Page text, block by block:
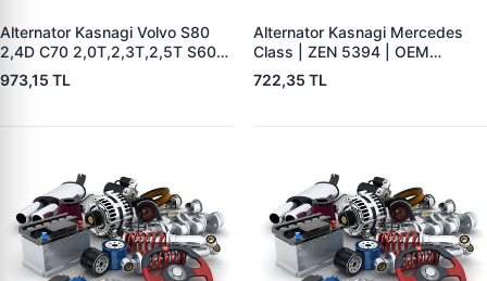
Alternator Kasnagi Volvo S80
2,4D C70 2,0T,2,3T,2,5T S60
2,0T,2,3T,2,3TS,2,4,2,4T,2,4D
S70 2,0,2,3,2, | ZEN 5426 |
BOSCH F 00M 991
973,15 TL
Alternator Kasnagi Mercedes
Class | ZEN 5394 | OEM
01221AA7V0
722,35 TL